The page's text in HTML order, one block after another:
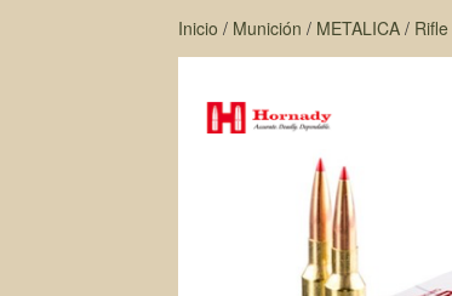
Inicio / Munición / METALICA / Rifle